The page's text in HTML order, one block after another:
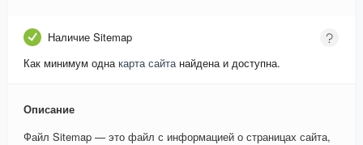
Наличие Sitemap
Как минимум одна карта сайта найдена и доступна.
Описание
Файл Sitemap — это файл с информацией о страницах сайта,